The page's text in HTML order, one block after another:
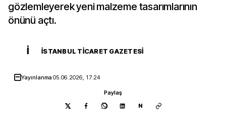
gözlemleyerek yeni malzeme tasarımlarının
önünü açtı.
İ İSTANBUL TICARET GAZETESI
Yayınlanma05.06.2026, 17:24
Paylaş
N